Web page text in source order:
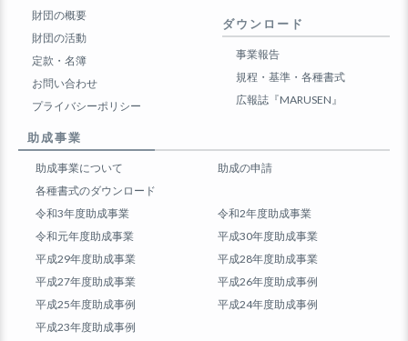
財団の概要
財団の活動
定款・名簿
お問い合わせ
プライバシーポリシー
ダウンロード
事業報告
規程・基準・各種書式
広報誌『MARUSEN』
助成事業
助成事業について
助成の申請
各種書式のダウンロード
令和3年度助成事業
令和2年度助成事業
令和元年度助成事業
平成30年度助成事業
平成29年度助成事業
平成28年度助成事業
平成27年度助成事業
平成26年度助成事例
平成25年度助成事例
平成24年度助成事例
平成23年度助成事例